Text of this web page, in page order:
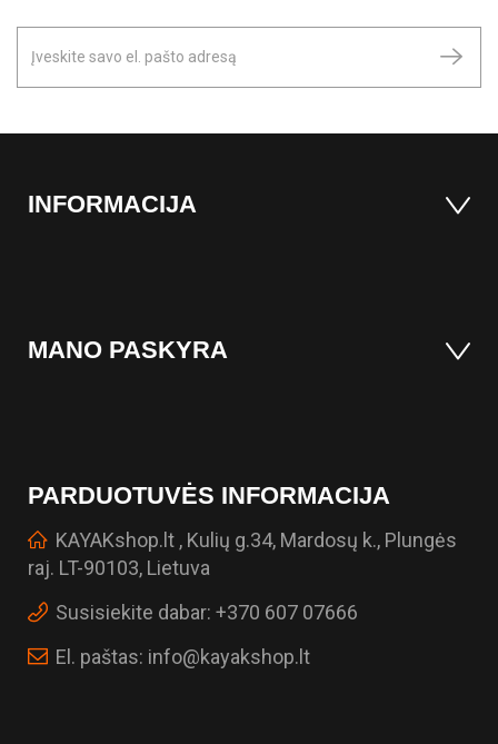
INFORMACIJA
MANO PASKYRA
PARDUOTUVĖS INFORMACIJA
KAYAKshop.lt , Kulių g.34, Mardosų k., Plungės
raj. LT-90103, Lietuva
Susisiekite dabar: +370 607 07666
El. paštas: info@kayakshop.lt